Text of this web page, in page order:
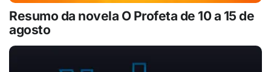
Resumo da novela O Profeta de 10 a 15 de
agosto